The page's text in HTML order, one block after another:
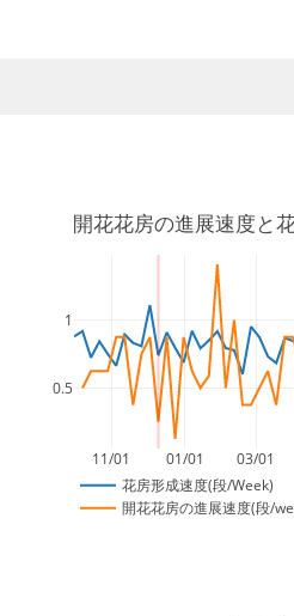
11/01 01/01 03/01
0.5
1
花房形成速度(段/Week)
開花花房の進展速度(段/
開花花房の進展速度と